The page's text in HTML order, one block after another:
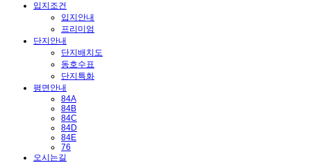
입지조건
입지안내
프리미엄
단지안내
단지배치도
동호수표
단지특화
평면안내
84A
84B
84C
84D
84E
76
오시는길